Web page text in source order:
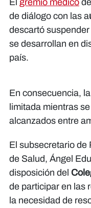
de diálogo con las a
descartó
se desarrollan en
país.
En consecuencia,
limitada mientras
alcanzados entre
El subsecretario de
de Salud, Ángel
disposición del
de participar en las
la necesidad de